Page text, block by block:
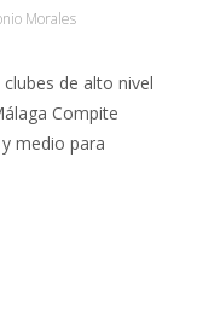
Morales
de alto nivel
Compite
medio para